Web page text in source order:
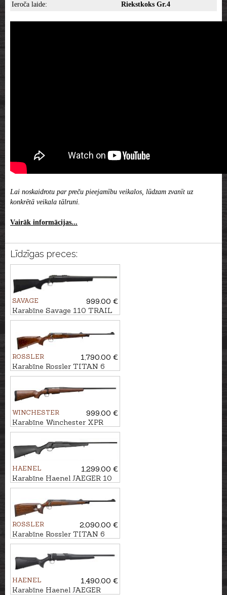
Ieroča laide:
Riekstkoks Gr.4
Lai noskaidrotu par preču pieejamību veikalos, lūdzam zvanīt uz
konkrētā veikala tālruni.
Vairāk informācijas...
Līdzīgas preces:
SAVAGE
999.00 €
Karabīne Savage 110 TRAIL
Hunter Lite kal. .223Rem.
ROSSLER
1,790.00 €
Karabīne Rossler TITAN 6
Luxury kal. .300Win.Mag.
WINCHESTER
999.00 €
Karabīne Winchester XPR
Sporter .30-06 M14x1
HAENEL
1,299.00 €
Karabīne Haenel JAEGER 10
Synthetic kal. 7mm Rem.Mag.
ROSSLER
2,090.00 €
Karabīne Rossler TITAN 6
Luxury Thumbhole kal. .30-06
HAENEL
1,490.00 €
Karabīne Haenel JAEGER